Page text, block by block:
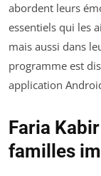
abordent leurs
essentiels qui les
mais aussi dans
programme est
application
Faria
familles